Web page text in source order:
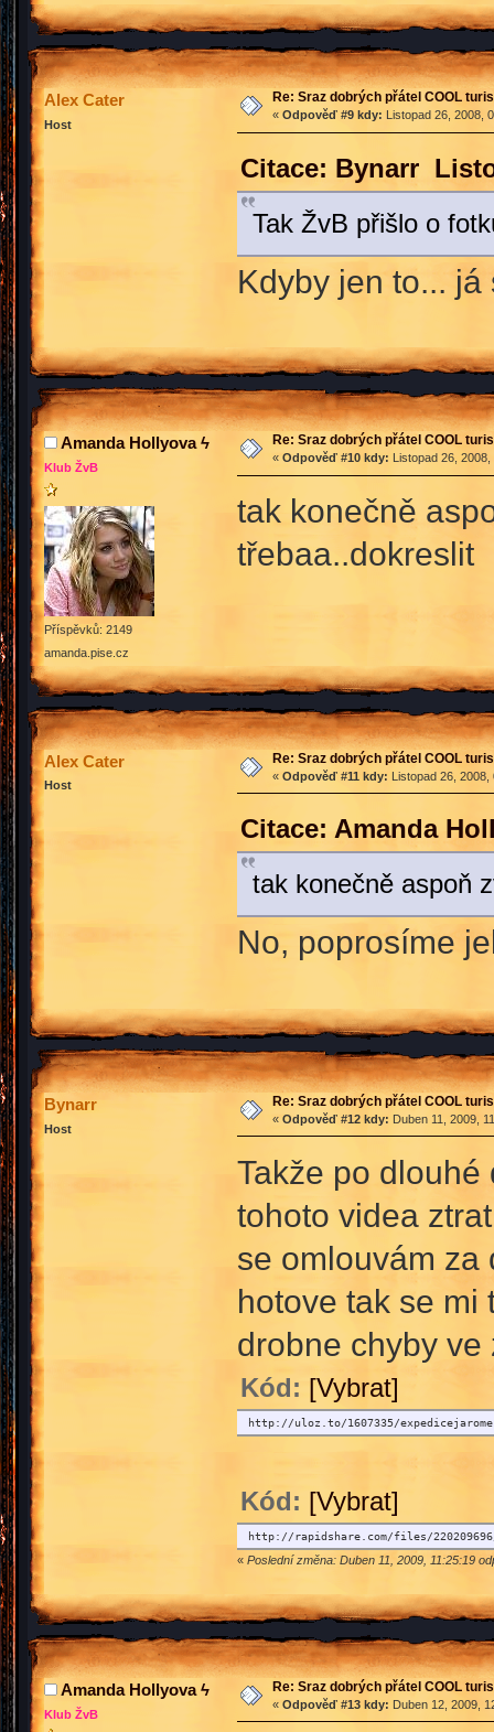
Alex Cater
Host
Re: Sraz dobrých přátel COOL
« Odpověď #9 kdy: Listopad 26, 2008,
Citace: Bynarr
Tak ŽvB přišlo o
Kdyby jen to...
Amanda Hollyova ϟ
Klub ŽvB
Příspěvků: 2149
amanda.pise.cz
Re: Sraz dobrých přátel COOL
« Odpověď #10 kdy: Listopad 26,
tak konečně
třebaa..dokreslit
Alex Cater
Host
Re: Sraz dobrých přátel COOL
« Odpověď #11 kdy: Listopad 26, 2008,
Citace: Amanda
tak konečně aspoň
No, poprosíme
Bynarr
Host
Re: Sraz dobrých přátel COOL
« Odpověď #12 kdy: Duben 11, 2009,
Takže po
tohoto videa
se omlouvám za
hotove tak se mi
drobne chyby
Kód: [Vybrat]
http://uloz.to/1607335/
Kód: [Vybrat]
http://rapidshare.com/files/
« Poslední změna: Duben 11, 2009, 11:25:19
Amanda Hollyova ϟ
Klub ŽvB
Re: Sraz dobrých přátel COOL
« Odpověď #13 kdy: Duben 12, 2009,